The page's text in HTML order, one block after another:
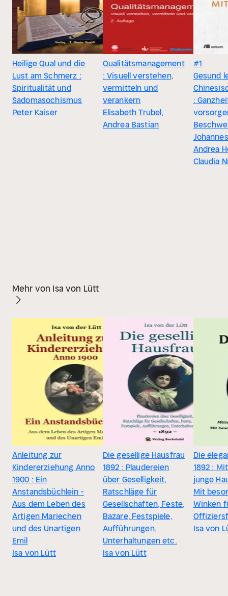
Heilige Qual und die
Lust am Schmerz :
Spiritualität und
Sadomasochismus
Peter Kaiser
Qualitätsmanagement
: Visuell verstehen,
vermitteln und
verankern
Elisabeth Trubel,
Andrea Bastian
#1
Gesund
:
Andrea
Claudia
Mehr von Isa von Lütt
Anleitung zur
Kindererziehung Anno
1900 : Ein
Anstandsbüchlein -
Aus dem Leben des
Artigen Mariechen
und des Unartigen
Emil
Isa von Lütt
Die gesellige Hausfrau
1892 : Plaudereien
über Geselligkeit,
Ratschläge für
Gesellschaften, Feste,
Bazare, Festspiele,
Aufführungen,
Unterhaltungen etc.
Isa von Lütt
Die
1892 :
junge
Mit
Winken
Isa von